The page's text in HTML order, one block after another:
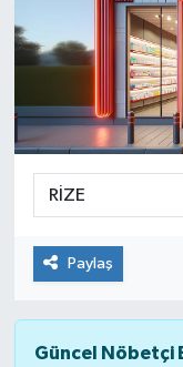
Paylaş
Güncel Nöbetçi
KAPAK
OSB
SEKTÖR
ŞİRKET PANO
SÖYLEŞİ